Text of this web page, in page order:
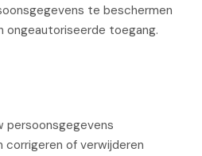
te beschermen
ongeautoriseerde toegang.
persoonsgegevens
of verwijderen